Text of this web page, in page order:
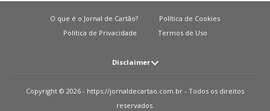
O que é o Jornal de Cartão?
Política de Cookies
Política de Privacidade
Termos de Uso
Disclaimer
em dinheiro para liberação de qualquer tipo de produto financeiro, seja
cartão de crédito, financiamento ou empréstimo. Caso isto aconteça nos
Copyright © 2026 - https://jornaldecartao.com.br - Todos os direitos
reservados.